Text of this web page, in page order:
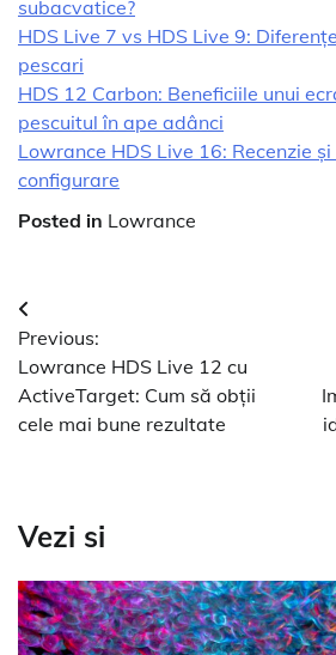
subacvatice?
HDS Live 7 vs HDS Live 9:
pescari
HDS 12 Carbon: Beneficiile unui
pescuitul în ape adânci
Lowrance HDS Live 16: Recenzie
configurare
Posted in Lowrance
Navigare
în
articole
Previous:
Lowrance HDS Live 12 cu
ActiveTarget: Cum să obții
cele mai bune rezultate
Vezi si